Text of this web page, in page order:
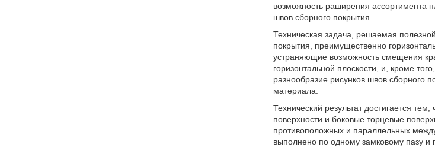
возможность раширения ассортимента
швов сборного покрытия.
Техническая задача, решаемая
покрытия, преимущественно
устраняющие возможность смещения
горизонтальной плоскости, и, кроме
разнообразие рисунков швов сборного
материала.
Технический результат достигается
поверхности и боковые торцевые
противоположных и параллельных
выполнено по одному замковому пазу